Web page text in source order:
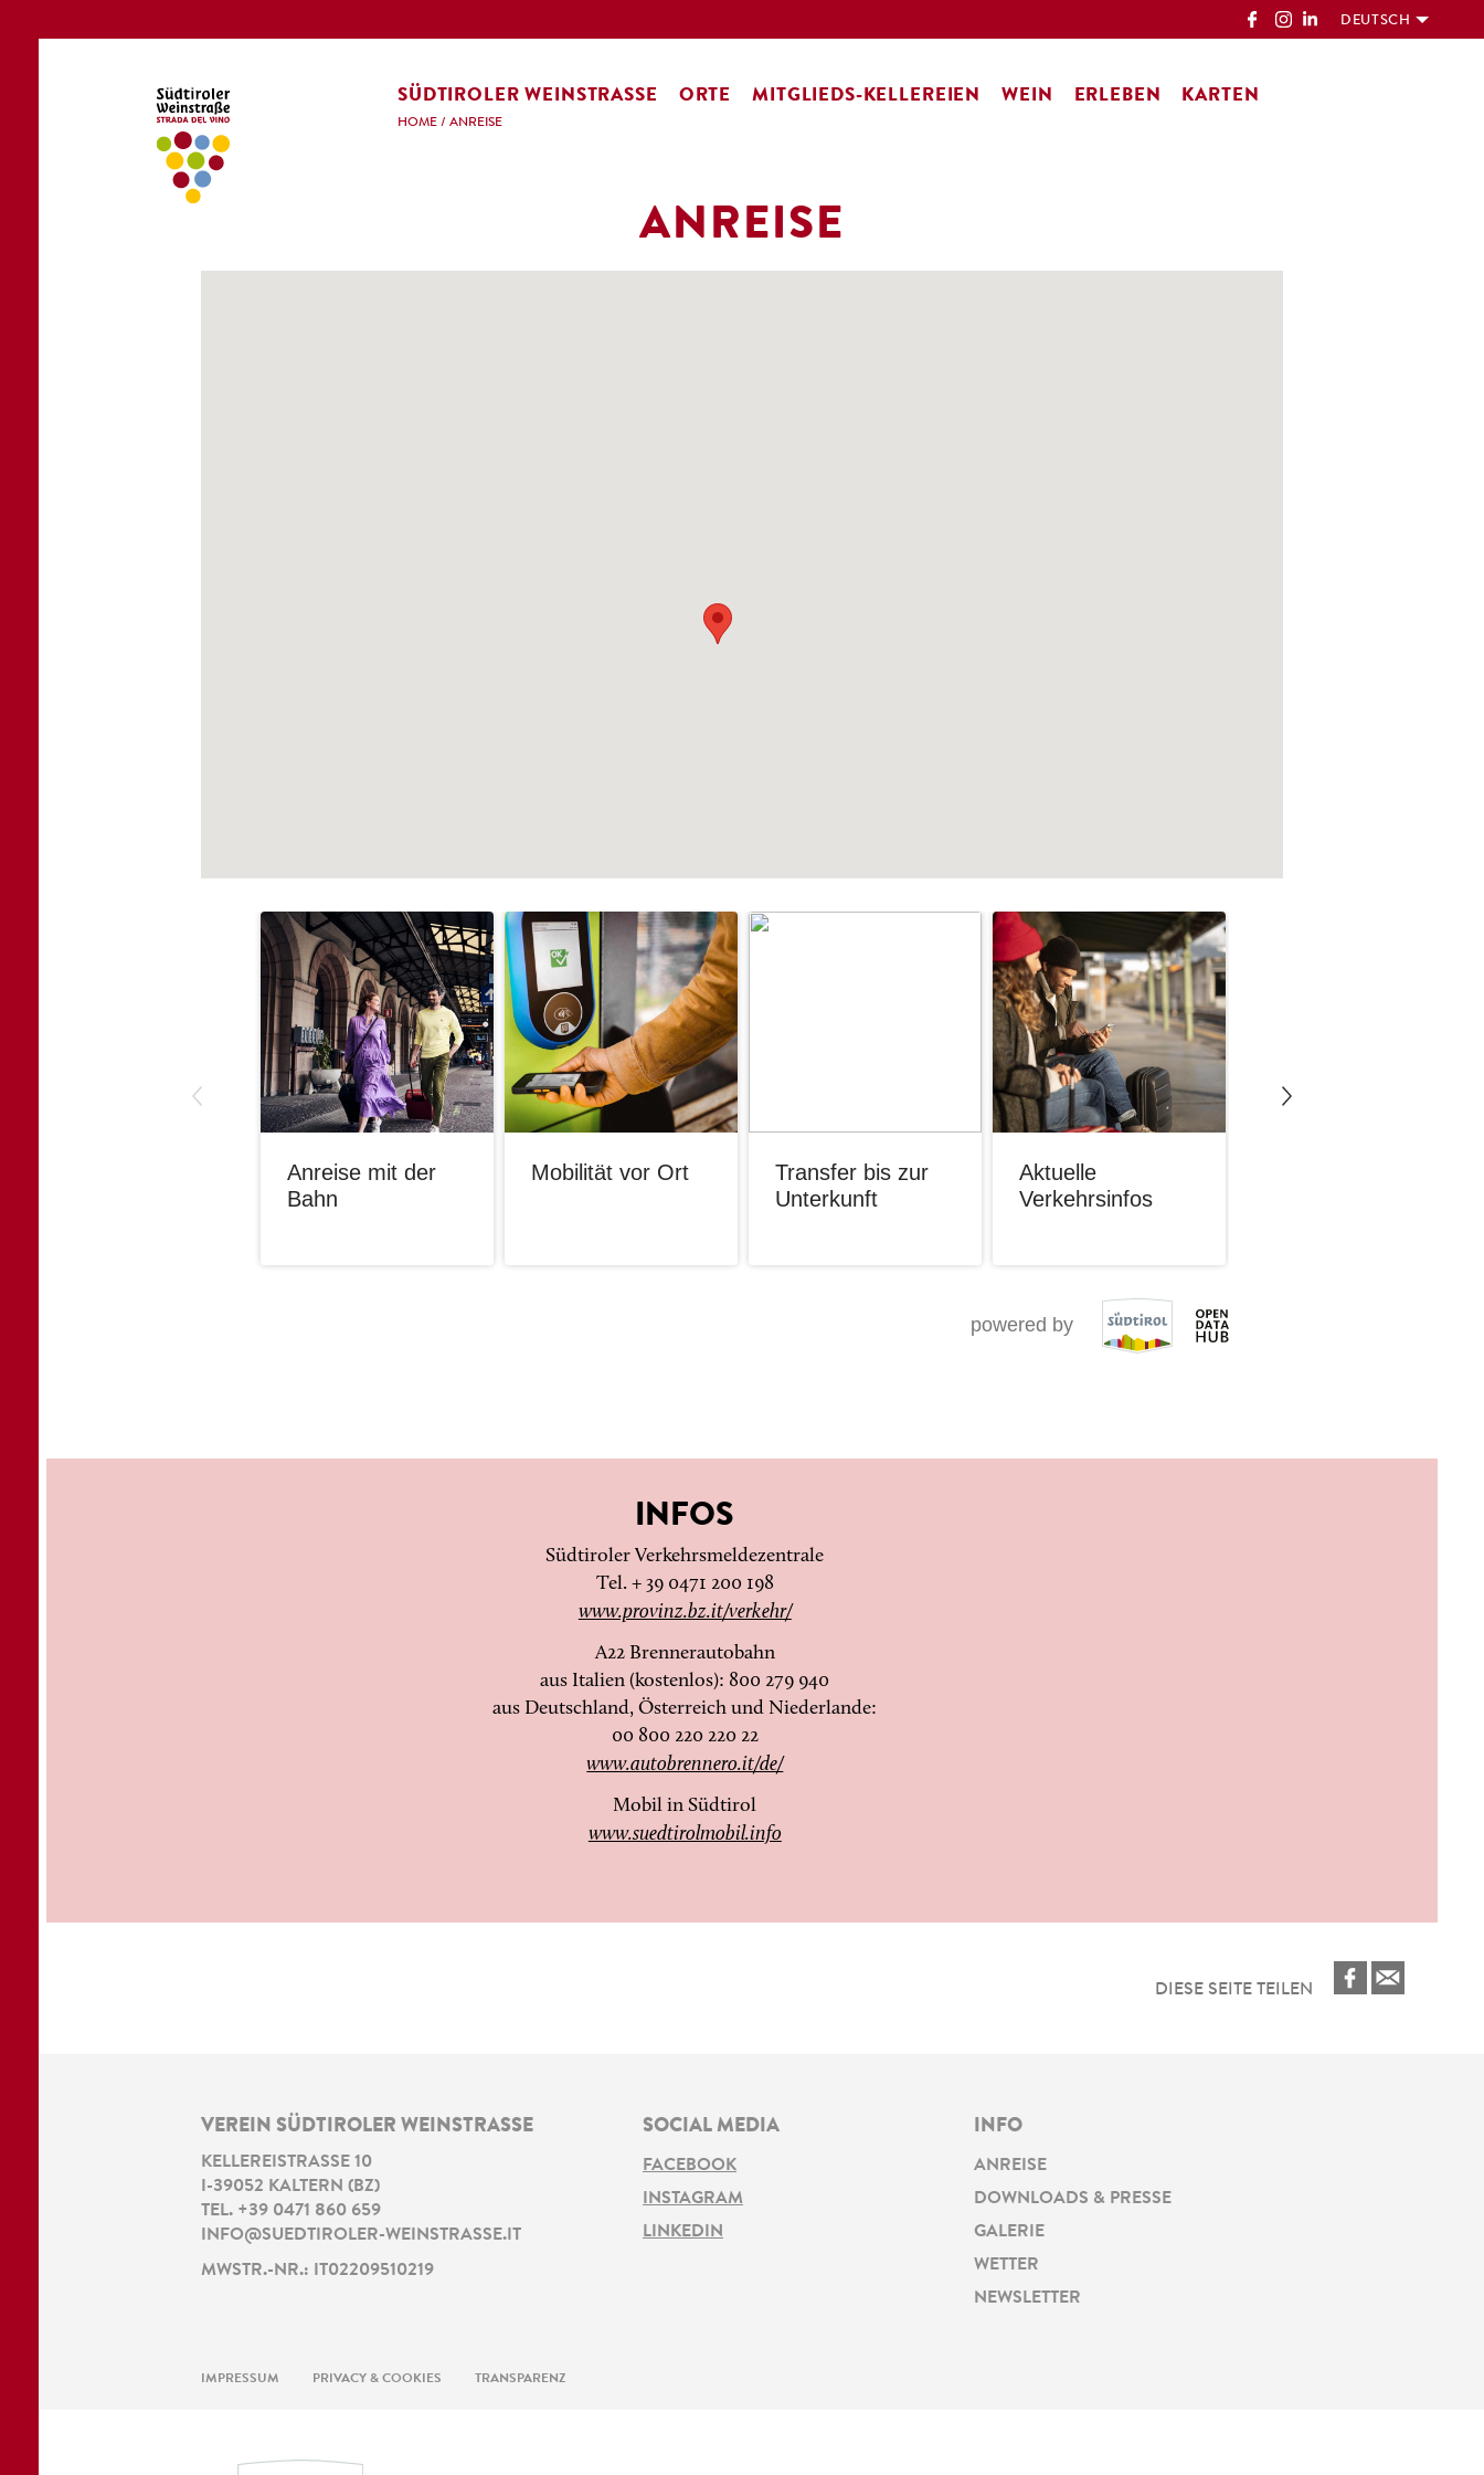
DEUTSCH
SÜDTIROLER WEINSTRASSE ORTE MITGLIEDS-KELLEREIEN WEIN ERLEBEN KARTEN
HOME / ANREISE
ANREISE
Anreise mit der
Bahn
Mobilität vor Ort
Transfer bis zur
Unterkunft
Aktuelle
Verkehrsinfos
powered by
INFOS
Südtiroler Verkehrsmeldezentrale
Tel. + 39 0471 200 198
www.provinz.bz.it/verkehr/
A22 Brennerautobahn
aus Italien (kostenlos): 800 279 940
aus Deutschland, Österreich und Niederlande:
00 800 220 220 22
www.autobrennero.it/de/
Mobil in Südtirol
www.suedtirolmobil.info
DIESE SEITE TEILEN
VEREIN SÜDTIROLER WEINSTRASSE
KELLEREISTRASSE 10
-39052 KALTERN (BZ)
TEL. +39 0471 860 659
INFO@SUEDTIROLER-WEINSTRASSE.IT
MWSTR.-NR.: IT02209510219
SOCIAL MEDIA
FACEBOOK
INSTAGRAM
LINKEDIN
INFO
ANREISE
DOWNLOADS & PRESSE
GALERIE
WETTER
NEWSLETTER
IMPRESSUM PRIVACY & COOKIES TRANSPARENZ